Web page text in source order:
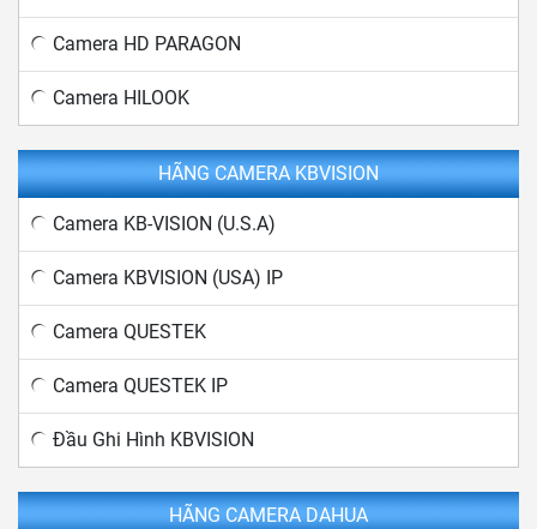
Camera HD PARAGON
Camera HILOOK
HÃNG CAMERA KBVISION
Camera KB-VISION (U.S.A)
Camera KBVISION (USA) IP
Camera QUESTEK
Camera QUESTEK IP
Đầu Ghi Hình KBVISION
HÃNG CAMERA DAHUA